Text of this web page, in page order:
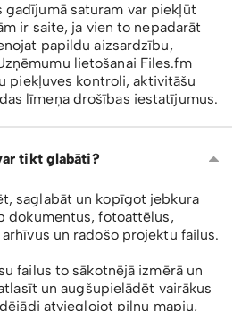
gadījumā saturam var piekļūt
ir saite, ja vien to nepadarāt
papildu aizsardzību,
lietošanai Files.fm
piekļuves kontroli, aktivitāšu
līmeņa drošības iestatījumus.
tikt glabāti?
saglabāt un kopīgot jebkura
dokumentus, fotoattēlus,
un radošo projektu failus.
failus to sākotnējā izmērā un
un augšupielādēt vairākus
atvieglojot pilnu mapju,